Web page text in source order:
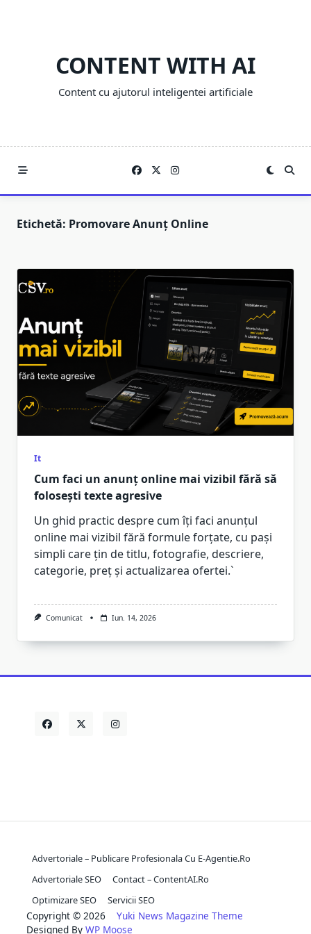
CONTENT WITH AI
Content cu ajutorul inteligentei artificiale
Etichetă: Promovare Anunț Online
It
Cum faci un anunț online mai vizibil fără să
folosești texte agresive
Un ghid practic despre cum îți faci anunțul
online mai vizibil fără formule forțate, cu pași
simpli care țin de titlu, fotografie, descriere,
categorie, preț și actualizarea ofertei.`
Comunicat Iun. 14, 2026
Advertoriale – Publicare Profesionala Cu E-Agentie.ro
Advertoriale SEO
Contact – ContentAI.ro
Optimizare SEO
Servicii SEO
Copyright © 2026 Yuki News Magazine Theme
Designed By WP Moose